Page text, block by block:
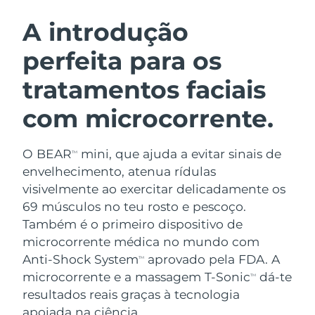
A introdução
perfeita para os
tratamentos faciais
com microcorrente.
O BEARTM
mini, que ajuda a evitar sinais de
envelhecimento, atenua rídulas
visivelmente ao exercitar delicadamente os
69 músculos no teu rosto e pescoço.
Também é o primeiro dispositivo de
microcorrente médica no mundo com
Anti-Shock SystemTM
aprovado pela FDA. A
microcorrente e a massagem T-SonicTM
dá-te
resultados reais graças à tecnologia
apoiada na ciência.
Limpeza facial
LUNA™ 4 kit
Anti-aging massage
LUNA™ 4 Plus
LUNA™ 4 Men
For men, anti-aging massage
Lifting facial
BEAR™ 2 kit
Microcurrent toning
BEAR™ 2 go
BEAR™ 2 eyes & lips
Microcurrent line smoothing device
Hidratação
UFO™ 3 kit
Deep facial hydration
UFO™ 3 LED
Near-infrared and red light therapy
device
Cuidado oral
issa™ 4
Hybrid silicone sonic toothbrush
issa™ 4 plus
Smart hybrid silicone sonic toothbrush
TRATAMENTO ANTIENVELHECIMENTO
FAQ™
Antienvelhecimento
NEW
Áustria
Barein Entrega prevista
Bélgica Entrega prevista8/9/26
Bermudas Entrega prevista8/15/26
Bósnia e
Herzegovina
Entrega prevista8/12/26
Brunei Entrega prevista
Bulgária Entrega prevista
Canadá Entrega prevista
Chile Entrega prevista